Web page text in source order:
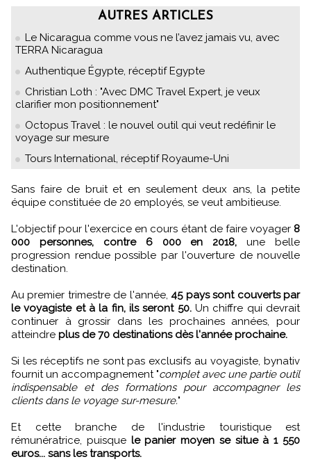
AUTRES ARTICLES
Le Nicaragua comme vous ne l’avez jamais vu, avec
TERRA Nicaragua
Authentique Égypte, réceptif Egypte
Christian Loth : "Avec DMC Travel Expert, je veux
clarifier mon positionnement"
Octopus Travel : le nouvel outil qui veut redéfinir le
voyage sur mesure
Tours International, réceptif Royaume-Uni
Sans faire de bruit et en seulement deux ans, la petite
équipe constituée de 20 employés, se veut ambitieuse.
L'objectif pour l'exercice en cours étant de faire voyager 8
000 personnes, contre 6 000 en 2018,une belle
progression rendue possible par l'ouverture de nouvelle
destination.
Au premier trimestre de l'année,45 pays sont couverts par
le voyagiste et à la fin, ils seront 50.Un chiffre qui devrait
continuer à grossir dans les prochaines années, pour
atteindre plus de 70 destinations dès l'année prochaine.
Si les réceptifs ne sont pas exclusifs au voyagiste, bynativ
fournit un accompagnement "complet avec une partie outil
indispensable et des formations pour accompagner les
clients dans le voyage sur-mesure."
Et cette branche de l'industrie touristique est
rémunératrice, puisque le panier moyen se situe à 1 550
euros... sans les transports.